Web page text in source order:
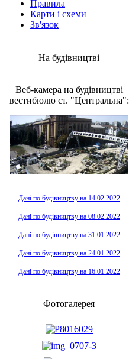
Правила
Карти і схеми
Зв'язок
На будівництві
Веб-камера на будівництві
вестибюлю ст. "Центральна":
Дані по будівництву на 14.02.2022
Дані по будівництву на 08.02.2022
Дані по будівництву на 31.01.2022
Дані по будівництву на 24.01.2022
Дані по будівництву на 16.01.2022
Фотогалерея